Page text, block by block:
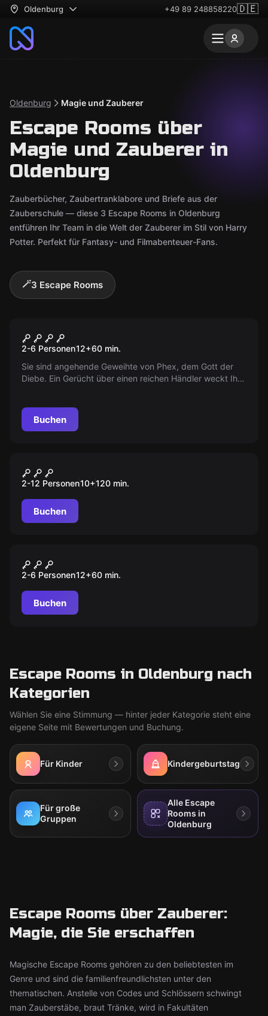
Oldenburg +49 89 248858220🇩🇪
Oldenburg Magie und Zauberer
Escape Rooms über
Magie und Zauberer in
Oldenburg
Zauberbücher, Zaubertranklabore und Briefe aus der
Zauberschule — diese 3 Escape Rooms in Oldenburg
entführen Ihr Team in die Welt der Zauberer im Stil von Harry
Potter. Perfekt für Fantasy- und Filmabenteuer-Fans.
🪄3 Escape Rooms
Leichte Beute
2-6 Personen12+60 min.
Sie sind angehende Geweihte von Phex, dem Gott der
Diebe. Ein Gerücht über einen reichen Händler weckt Ihr
erreichen?
Buchen
Auroras magischer Würfel
2-12 Personen10+120 min.
Buchen
Sherlock Holmes
2-6 Personen12+60 min.
Buchen
Escape Rooms in Oldenburg nach
Kategorien
Wählen Sie eine Stimmung — hinter jeder Kategorie steht eine
eigene Seite mit Bewertungen und Buchung.
Für Kinder Kindergeburtstag
Für große
Gruppen
Alle Escape
Rooms in
Oldenburg
Escape Rooms über Zauberer:
Magie, die Sie erschaffen
Magische Escape Rooms gehören zu den beliebtesten im
Genre und sind die familienfreundlichsten unter den
thematischen. Anstelle von Codes und Schlössern schwingt
man Zauberstäbe, braut Tränke, wird in Fakultäten